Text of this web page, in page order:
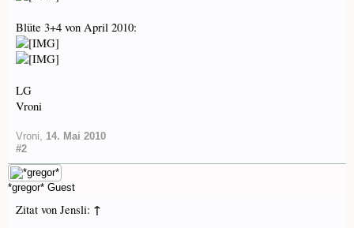
Blüte 3+4 von April 2010:
LG
Vroni
Vroni, 14. Mai 2010
#2
*gregor* Guest
Zitat von Jensli: ↑